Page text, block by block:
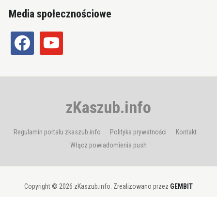
Media społecznościowe
facebook youtube
zKaszub.info
Regulamin portalu zkaszub.info Polityka prywatności
Kontakt
Włącz powiadomienia push
Copyright © 2026 zKaszub.info. Zrealizowano przez GEMBIT